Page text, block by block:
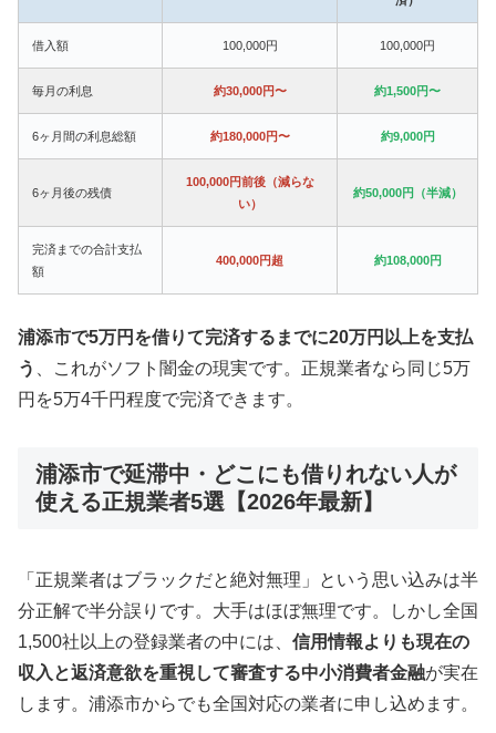
借入額 100,000円 100,000円
毎月の利息 約30,000円〜 約1,500円〜
6ヶ月間の利息総額 約180,000円〜 約9,000円
6ヶ月後の残債
100,000円前後（減らな
い）
約50,000円（半減）
完済までの合計支払
額
400,000円超 約108,000円
浦添市で5万円を借りて完済するまでに20万円以上を支払
う
、これがソフト闇金の現実です。正規業者なら同じ5万
円を5万4千円程度で完済できます。
浦添市で延滞中・どこにも借りれない人が
使える正規業者5選【2026年最新】
「正規業者はブラックだと絶対無理」という思い込みは半
分正解で半分誤りです。大手はほぼ無理です。しかし全国
1,500社以上の登録業者の中には、 信用情報よりも現在の
収入と返済意欲を重視して審査する中小消費者金融が実在
します。浦添市からでも全国対応の業者に申し込めます。